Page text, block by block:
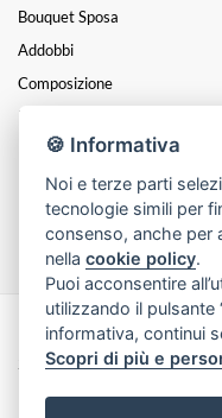
Bouquet Sposa
Addobbi
Composizione
Bouquet
Piante
Rose
Prodotti In Vendita
Made with byInfoser.it-
2026
🍪 Informativa
Noi e terze parti
tecnologie simili per
consenso, anche per
nellacookie policy.
Puoi acconsentire
utilizzando il pulsante
informativa, continui
Scopri di più e